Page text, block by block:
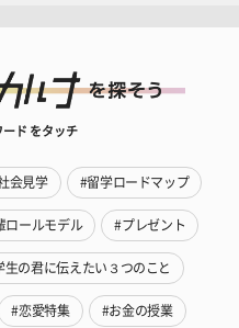
ド をタッチ
会見学 #留学ロードマップ
ロールモデル #プレゼント
生の君に伝えたい３つのこと
#恋愛特集 #お金の授業